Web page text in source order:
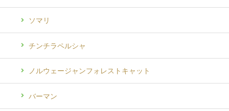
ソマリ
チンチラペルシャ
ノルウェージャンフォレストキャット
バーマン